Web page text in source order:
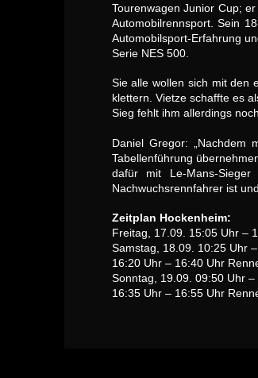
Tourenwagen Junior Cup;
Automobilrennsport. Sein
Automobilsport-Erfahrung
Serie NES 500.
Sie alle wollen sich mit den
klettern. Vietze schaffte es
Sieg fehlt ihm allerdings
Daniel Gregor: „Nachdem
Tabellenführung
dafür mit Le-Mans-
Nachwuchsrennfahrer ist
Zeitplan Hockenheim:
Freitag, 17.09. 15:05 Uhr –
Samstag, 18.09. 10:25 Uhr
16:20 Uhr – 16:40 Uhr
Sonntag, 19.09. 09:50 Uhr
16:35 Uhr – 16:55 Uhr